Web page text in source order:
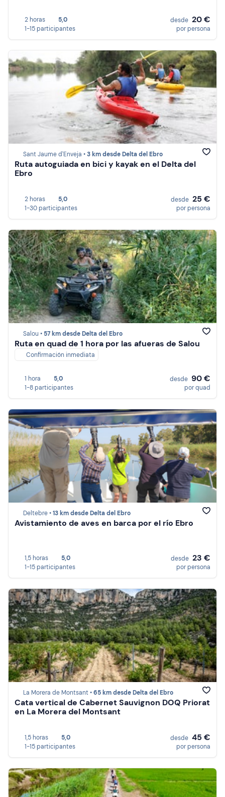
2 horas
5,0
1-15 participantes
desde 20 €
por persona
Sant Jaume d'Enveja •3 km desde Delta del Ebro
Ruta autoguiada en bici y kayak en el Delta del
Ebro
2 horas
5,0
1-30 participantes
desde 25 €
por persona
Salou • 57 km desde Delta del Ebro
Ruta en quad de 1 hora por las afueras de Salou
Confirmación inmediata
1 hora
5,0
1-8 participantes
desde 90 €
por quad
Deltebre •13 km desde Delta del Ebro
Avistamiento de aves en barca por el río Ebro
1,5 horas
5,0
1-15 participantes
desde 23 €
por persona
La Morera de Montsant •65 km desde Delta del Ebro
Cata vertical de Cabernet Sauvignon DOQ Priorat
en La Morera del Montsant
1,5 horas
5,0
1-15 participantes
desde 45 €
por persona